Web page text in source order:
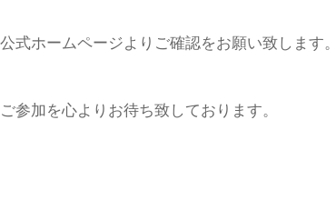
式ホームページよりご確認をお願い致します。
参加を心よりお待ち致しております。